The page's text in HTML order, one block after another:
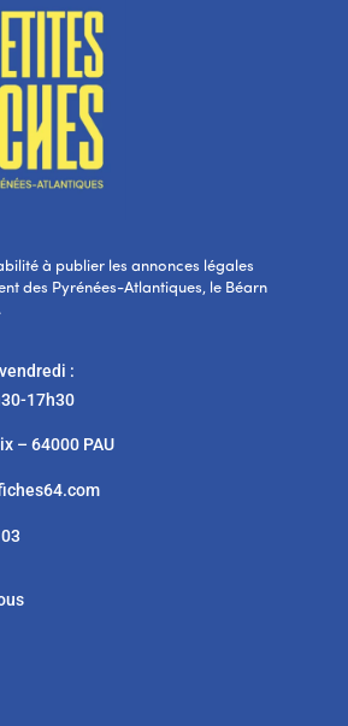
à publier les annonces légales
des Pyrénées-Atlantiques, le Béarn
:
17h30
– 64000 PAU